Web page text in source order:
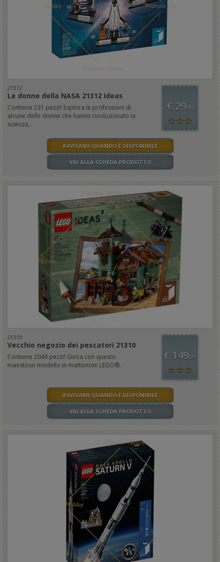
21312
Le donne della NASA 21312 Ideas
Contiene 231 pezzi! Esplora le professioni di
alcune delle donne che hanno rivoluzionato la
scienza,..
€ 29,99
AVVISAMI QUANDO È DISPONIBILE
VAI ALLA SCHEDA PRODOTTO
21310
Vecchio negozio dei pescatori 21310
Contiene 2049 pezzi! Gioca con questo
maestoso modello in mattoncini LEGO®..
€ 149,99
AVVISAMI QUANDO È DISPONIBILE
VAI ALLA SCHEDA PRODOTTO